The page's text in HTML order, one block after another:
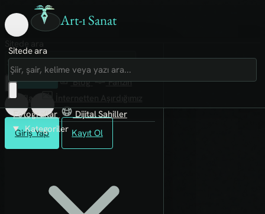
Art-ı Sanat
Giriş Yap Kayıt Ol
Sitede ara
Art-ı Sosyal
İmece
Kütüphane
Blog
Fanzin
Rafları
Fotoğraflar
Dijital Sahiller
Kategoriler